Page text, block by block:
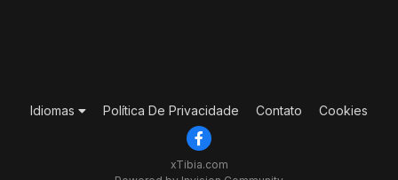
Idiomas Política De Privacidade Contato Cookies
xTibia.com